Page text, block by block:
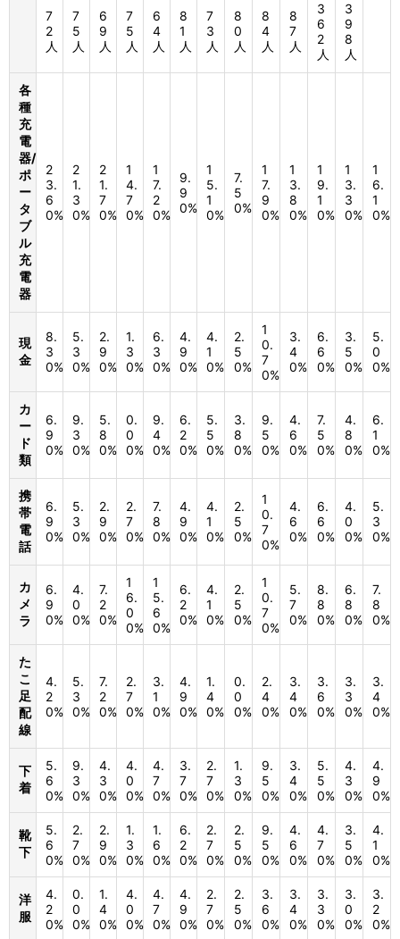
7
2
人
7
5
人
6
9
人
7
5
人
6
4
人
8
1
人
7
3
人
8
0
人
8
4
人
8
7
人
3
6
2
人
3
9
8
人
各
種
充
電
器/
ポ
ー
タ
ブ
ル
充
電
器
2
3.
6
0%
2
1.
3
0%
2
1.
7
0%
1
4.
7
0%
1
7.
2
0%
9.
9
0%
1
5.
1
0%
7.
5
0%
1
7.
9
0%
1
3.
8
0%
1
9.
1
0%
1
3.
3
0%
1
6.
1
0%
現
金
8.
3
0%
5.
3
0%
2.
9
0%
1.
3
0%
6.
3
0%
4.
9
0%
4.
1
0%
2.
5
0%
1
0.
7
0%
3.
4
0%
6.
6
0%
3.
5
0%
5.
0
0%
カ
ー
ド
類
6.
9
0%
9.
3
0%
5.
8
0%
0.
0
0%
9.
4
0%
6.
2
0%
5.
5
0%
3.
8
0%
9.
5
0%
4.
6
0%
7.
5
0%
4.
8
0%
6.
1
0%
携
帯
電
話
6.
9
0%
5.
3
0%
2.
9
0%
2.
7
0%
7.
8
0%
4.
9
0%
4.
1
0%
2.
5
0%
1
0.
7
0%
4.
6
0%
6.
6
0%
4.
0
0%
5.
3
0%
カ
メ
ラ
6.
9
0%
4.
0
0%
7.
2
0%
1
6.
0
0%
1
5.
6
0%
6.
2
0%
4.
1
0%
2.
5
0%
1
0.
7
0%
5.
7
0%
8.
8
0%
6.
8
0%
7.
8
0%
た
こ
足
配
線
4.
2
0%
5.
3
0%
7.
2
0%
2.
7
0%
3.
1
0%
4.
9
0%
1.
4
0%
0.
0
0%
2.
4
0%
3.
4
0%
3.
6
0%
3.
3
0%
3.
4
0%
下
着
5.
6
0%
9.
3
0%
4.
3
0%
4.
0
0%
4.
7
0%
3.
7
0%
2.
7
0%
1.
3
0%
9.
5
0%
3.
4
0%
5.
5
0%
4.
3
0%
4.
9
0%
靴
下
5.
6
0%
2.
7
0%
2.
9
0%
1.
3
0%
1.
6
0%
6.
2
0%
2.
7
0%
2.
5
0%
9.
5
0%
4.
6
0%
4.
7
0%
3.
5
0%
4.
1
0%
洋
服
4.
2
0%
0.
0
0%
1.
4
0%
4.
0
0%
4.
7
0%
4.
9
0%
2.
7
0%
2.
5
0%
3.
6
0%
3.
4
0%
3.
3
0%
3.
0
0%
3.
2
0%